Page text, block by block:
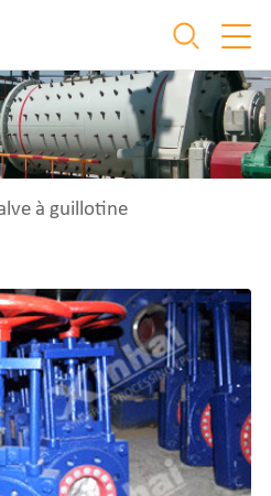
à guillotine